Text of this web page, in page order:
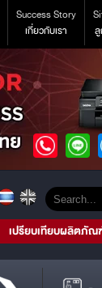
Success Story
เกี่ยวกับเรา
ลู
เปรียบเทียบผลิตภัณ